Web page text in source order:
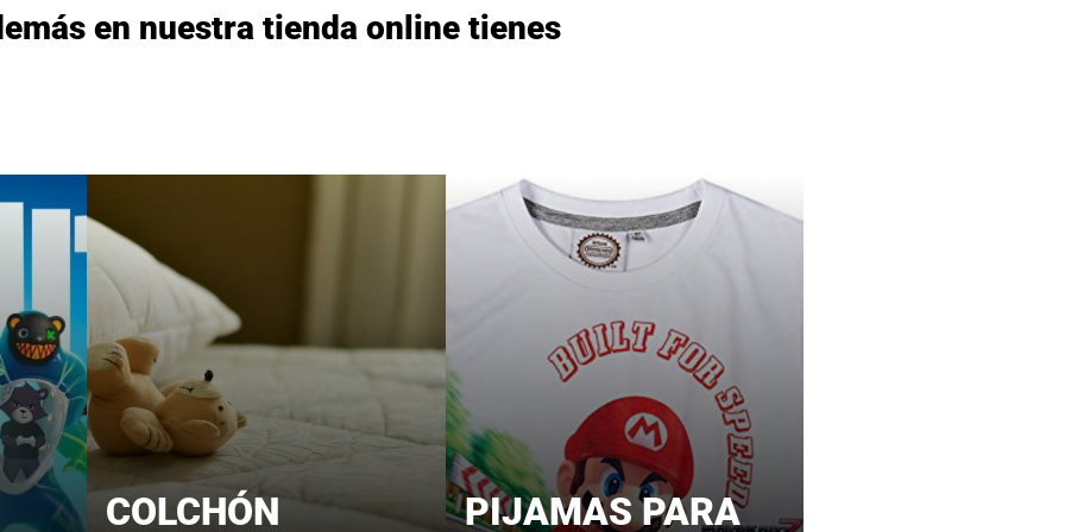
en nuestra tienda online tienes
COLCHÓN PIJAMAS PARA